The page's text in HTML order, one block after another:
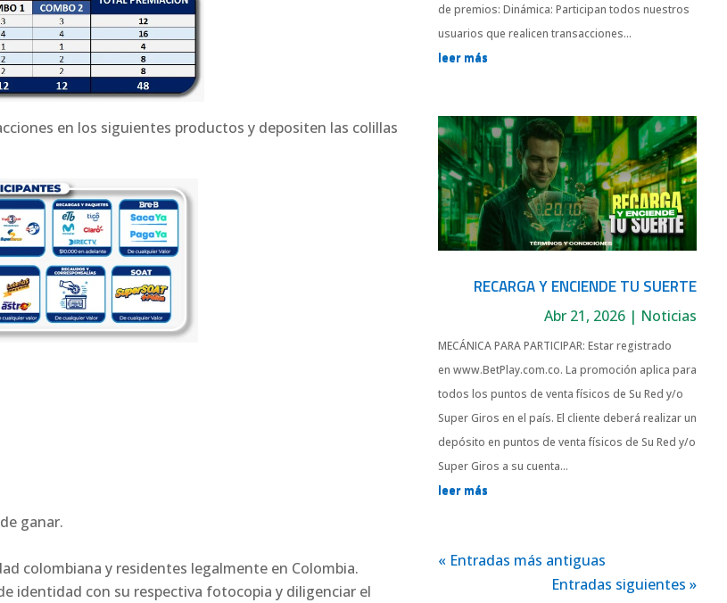
en los siguientes productos y depositen las colillas
ganar.
colombiana y residentes legalmente en Colombia.
identidad con su respectiva fotocopia y diligenciar el
de premios: Dinámica: Participan todos nuestros
usuarios que realicen transacciones...
leer más
RECARGA Y ENCIENDE TU SUERTE
Abr 21, 2026 | Noticias
MECÁNICA PARA PARTICIPAR: Estar registrado
en www.BetPlay.com.co. La promoción aplica para
todos los puntos de venta físicos de Su Red y/o
Super Giros en el país. El cliente deberá realizar un
depósito en puntos de venta físicos de Su Red y/o
Super Giros a su cuenta...
leer más
« Entradas más antiguas
Entradas siguientes »